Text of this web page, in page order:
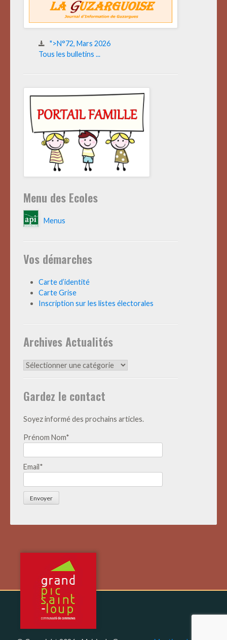
">N°72, Mars 2026
Tous les bulletins ...
Menu des Ecoles
Menus
Vos démarches
Carte d’identité
Carte Grise
Inscription sur les listes électorales
Archives Actualités
Archives
Gardez le contact
Soyez informé des prochains articles.
Prénom Nom*
Email*